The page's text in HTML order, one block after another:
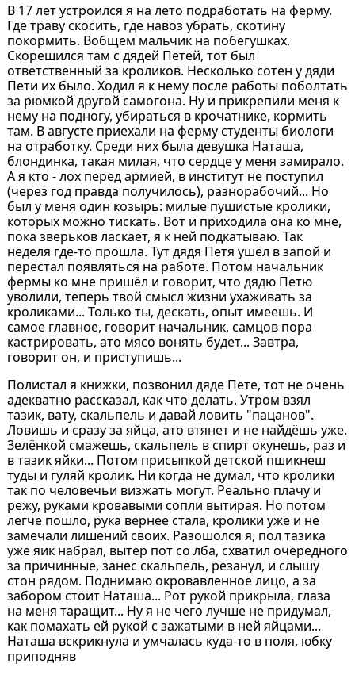
В 17 лет устроился я на лето подработать на ферму.
Где траву скосить, где навоз убрать, скотину
покормить. Вобщем мальчик на побегушках.
Скорешился там с дядей Петей, тот был
ответственный за кроликов. Несколько сотен у дяди
Пети их было. Ходил я к нему после работы поболтать
за рюмкой другой самогона. Ну и прикрепили меня к
нему на подногу, убираться в крочатнике, кормить
там. В августе приехали на ферму студенты биологи
на отработку. Среди них была девушка Наташа,
блондинка, такая милая, что сердце у меня замирало.
А я кто - лох перед армией, в институт не поступил
(через год правда получилось), разнорабочий... Но
был у меня один козырь: милые пушистые кролики,
которых можно тискать. Вот и приходила она ко мне,
пока зверьков ласкает, я к ней подкатываю. Так
неделя где-то прошла. Тут дядя Петя ушёл в запой и
перестал появляться на работе. Потом начальник
фермы ко мне пришёл и говорит, что дядю Петю
уволили, теперь твой смысл жизни ухаживать за
кроликами... Только ты, дескать, опыт имеешь. И
самое главное, говорит начальник, самцов пора
кастрировать, ато мясо вонять будет... Завтра,
говорит он, и приступишь...
Полистал я книжки, позвонил дяде Пете, тот не очень
адекватно рассказал, как что делать. Утром взял
тазик, вату, скальпель и давай ловить "пацанов".
Ловишь и сразу за яйца, ато втянет и не найдёшь уже.
Зелёнкой смажешь, скальпель в спирт окунешь, раз и
в тазик яйки... Потом присыпкой детской пшикнеш
туды и гуляй кролик. Ни когда не думал, что кролики
так по человечьи визжать могут. Реально плачу и
режу, руками кровавыми сопли вытирая. Но потом
легче пошло, рука вернее стала, кролики уже и не
замечали лишений своих. Разошолся я, пол тазика
уже яик набрал, вытер пот со лба, схватил очередного
за причинные, занес скальпель, резанул, и слышу
стон рядом. Поднимаю окровавленное лицо, а за
забором стоит Наташа... Рот рукой прикрыла, глаза
на меня таращит... Ну я не чего лучше не придумал,
как помахать ей рукой с зажатыми в ней яйцами...
Наташа вскрикнула и умчалась куда-то в поля, юбку
приподняв